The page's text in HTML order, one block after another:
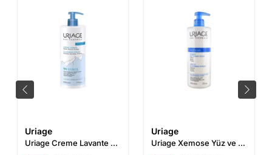
Uriage
Uriage Creme Lavante Cleansing Cream 500ml
Uriage
Uriage Xemose Yüz ve Vücut Temizleme Jeli 500 ml